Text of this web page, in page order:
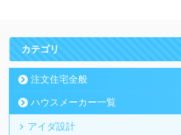
カテゴリ
注文住宅全般
ハウスメーカー一覧
アイダ設計